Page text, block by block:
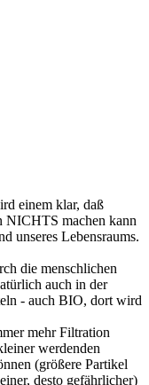
einem klar, daß
NICHTS machen kann
unseres Lebensraums.
die menschlichen
auch in der
- auch BIO, dort wird
mehr Filtration
werdenden
(größere Partikel
desto gefährlicher)